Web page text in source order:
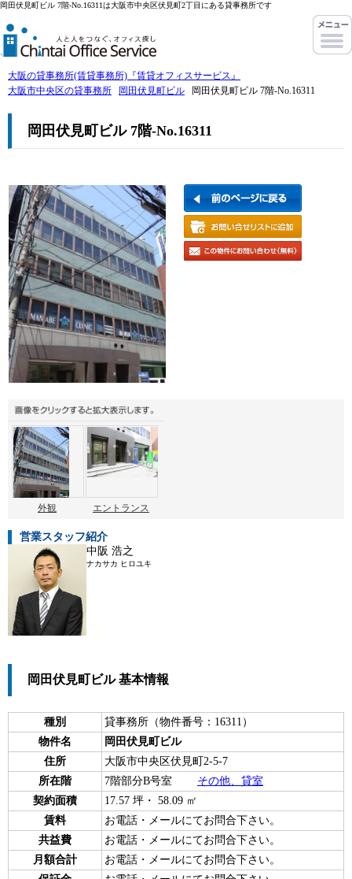
岡田伏見町ビル 7階-No.16311は大阪市中央区伏見町2丁目にある貸事務所です
大阪の貸事務所(賃貸事務所)『賃貸オフィスサービス』
大阪市中央区の貸事務所
岡田伏見町ビル 岡田伏見町ビル 7階-No.16311
岡田伏見町ビル 7階-No.16311
外観 エントランス
営業スタッフ紹介
中阪 浩之
ナカサカ ヒロユキ
岡田伏見町ビル 基本情報
種別
貸事務所（物件番号：16311）
物件名
岡田伏見町ビル
住所
大阪市中央区伏見町2-5-7
所在階
7階部分B号室 その他、貸室
契約面積
17.57 坪・ 58.09 ㎡
賃料
お電話・メールにてお問合下さい。
共益費
お電話・メールにてお問合下さい。
月額合計
お電話・メールにてお問合下さい。